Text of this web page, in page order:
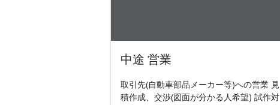
中途 営業
取引先(自動車部品メーカー等)への営業 見
積作成、交渉(図面が分かる人希望) 試作対